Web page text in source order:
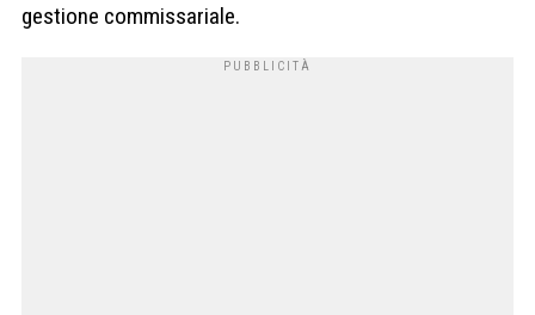
gestione commissariale.